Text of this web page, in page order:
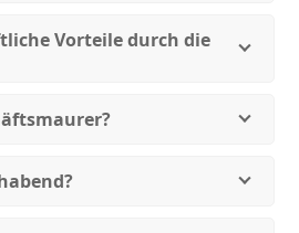
Vorteile durch die